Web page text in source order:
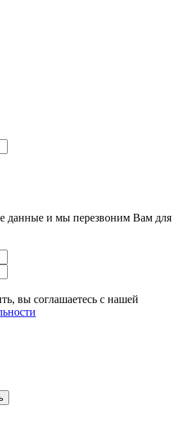
данные и мы перезвоним Вам для
вы соглашаетесь с нашей